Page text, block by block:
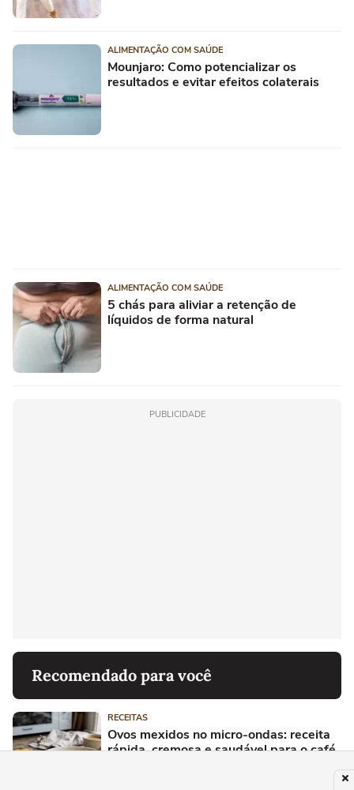
ALIMENTAÇÃO COM SAÚDE
Mounjaro: Como potencializar os
resultados e evitar efeitos colaterais
ALIMENTAÇÃO COM SAÚDE
5 chás para aliviar a retenção de
líquidos de forma natural
PUBLICIDADE
Recomendado para você
RECEITAS
Ovos mexidos no micro-ondas: receita
rápida, cremosa e saudável para o café